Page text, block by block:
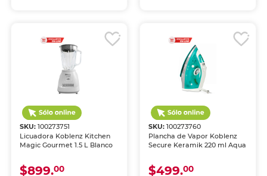
SKU:100273751
Licuadora Koblenz Kitchen
Magic Gourmet 1.5 L Blanco
$899.00
SKU: 100273760
Plancha de Vapor Koblenz
Secure Keramik 220 ml Aqua
$499.00